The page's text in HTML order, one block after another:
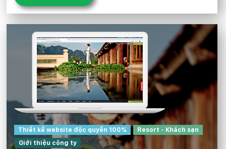
Thiết kế website độc quyền 100%
Resort - Khách sạn
Giới thiệu công ty